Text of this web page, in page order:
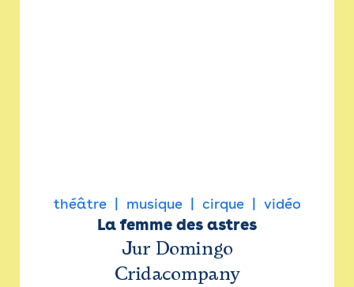
théâtre musique cirque vidéo
La femme des astres
Jur Domingo
Cridacompany